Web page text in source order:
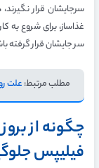
سرجایشان قرار
غذاساز، برای شروع به
سر جایشان قرار گرفته
مطلب مرتبط: علت
چگونه از
فیلیپس